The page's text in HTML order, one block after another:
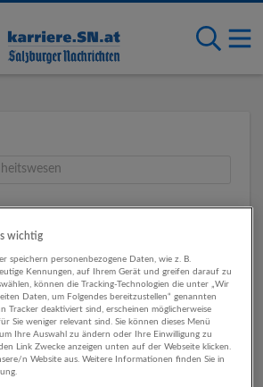
wichtig
speichern personenbezogene Daten, wie z. B.
Kennungen, auf Ihrem Gerät und greifen darauf zu
können die Tracking-Technologien die unter „Wir
Daten, um Folgendes bereitzustellen“ genannten
Tracker deaktiviert sind, erscheinen möglicherweise
Sie weniger relevant sind. Sie können dieses Menü
Ihre Auswahl zu ändern oder Ihre Einwilligung zu
Link Zwecke anzeigen unten auf der Webseite klicken.
n Website aus. Weitere Informationen finden Sie in